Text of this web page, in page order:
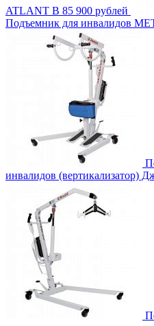
ATLANT B 85 900 рублей
Подъемник для инвалидов
инвалидов (вертикализатор)